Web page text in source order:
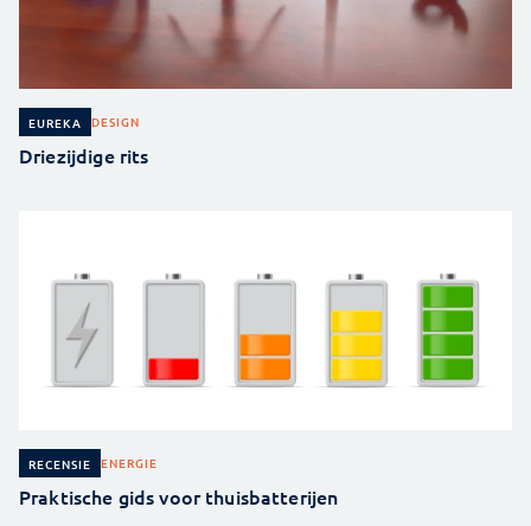
EUREKA DESIGN
Driezijdige rits
RECENSIE ENERGIE
Praktische gids voor thuisbatterijen